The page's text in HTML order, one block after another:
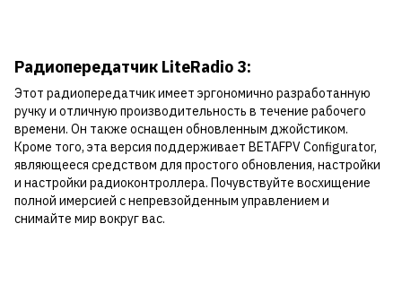
Радиопередатчик LiteRadio 3:
Этот радиопередатчик имеет эргономично разработанную
ручку и отличную производительность в течение рабочего
времени. Он также оснащен обновленным джойстиком.
Кроме того, эта версия поддерживает BETAFPV Configurator,
являющееся средством для простого обновления, настройки
и настройки радиоконтроллера. Почувствуйте восхищение
полной имерсией с непревзойденным управлением и
снимайте мир вокруг вас.